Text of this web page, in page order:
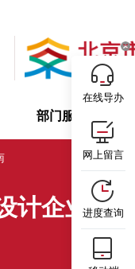
部门服务
计企业资
在线导办
网上留言
进度查询